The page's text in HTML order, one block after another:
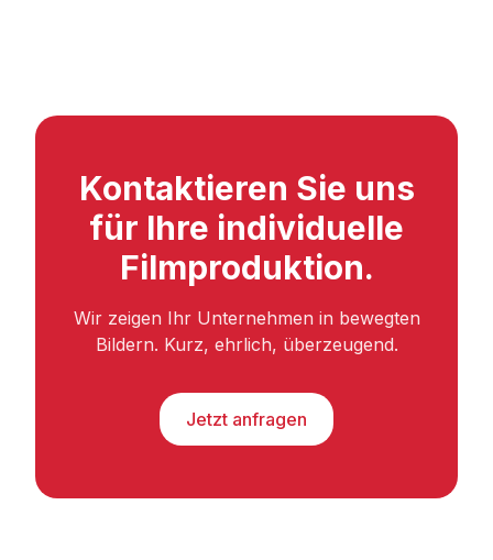
Kontaktieren Sie uns
für Ihre individuelle
Filmproduktion.
Wir zeigen Ihr Unternehmen in bewegten
Bildern. Kurz, ehrlich, überzeugend.
Jetzt anfragen